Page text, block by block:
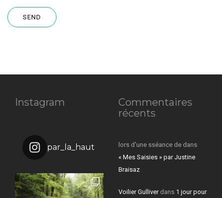
Instagram
par_la_haut
Commentaires
récents
lors d'une sséance de dans
« Mes Saisies » par Justine
Braisaz
Voilier Gulliverdans 1 jour pour